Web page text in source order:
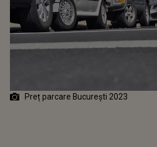
Preț parcare București 2023